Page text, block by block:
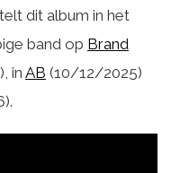
dit album in het
band op Brand
inAB (10/12/2025)